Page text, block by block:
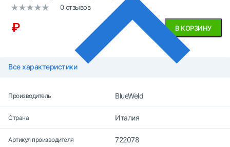
0 отзывов
₽ В КОРЗИНУ
Все характеристики
Производитель BlueWeld
Страна Италия
Артикул производителя 722078